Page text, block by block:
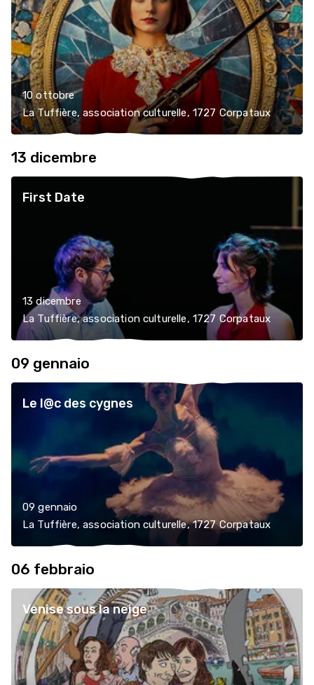
10 ottobre
La Tuffière, association culturelle, 1727 Corpataux
13 dicembre
First Date
13 dicembre
La Tuffière, association culturelle, 1727 Corpataux
09 gennaio
Le l@c des cygnes
09 gennaio
La Tuffière, association culturelle, 1727 Corpataux
06 febbraio
Venise sous la neige